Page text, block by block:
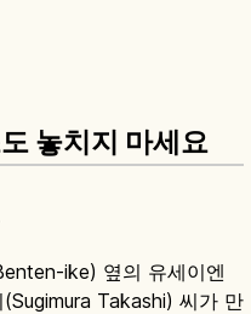
놓치지 마세요
ike) 옆의 유세이엔
Takashi) 씨가 만